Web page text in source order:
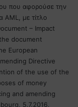
που αφορούσε την
AML, με τίτλο
– Impact
document
European
Directive
of the use of the
of money
and amending
5.7.2016,